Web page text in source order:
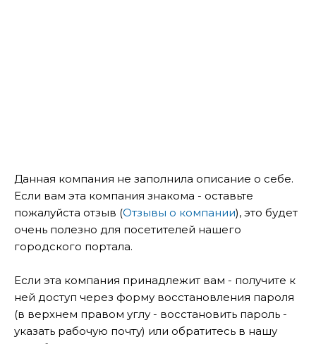
Данная компания не заполнила описание о себе.
Если вам эта компания знакома - оставьте
пожалуйста отзыв (Отзывы о компании), это будет
очень полезно для посетителей нашего
городского портала.
Если эта компания принадлежит вам - получите к
ней доступ через форму восстановления пароля
(в верхнем правом углу - восстановить пароль -
указать рабочую почту) или обратитесь в нашу